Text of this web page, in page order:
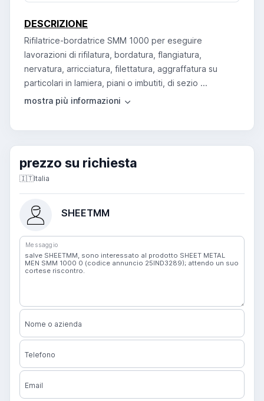
DESCRIZIONE
Rifilatrice-bordatrice SMM 1000 per eseguire
lavorazioni di rifilatura, bordatura, flangiatura,
nervatura, arricciatura, filettatura, aggraffatura su
particolari in lamiera, piani o imbutiti, di sezio ...
prezzo su richiesta
🇮🇹Italia
SHEETMM
Messaggio
Nome o azienda
Telefono
Email